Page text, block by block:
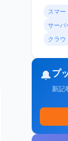
スマー
サーバ
クラウ
🔔プ
新記